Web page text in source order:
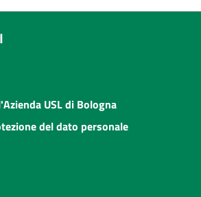
USL di Bologna
del dato personale